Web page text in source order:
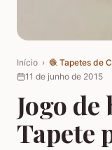
Início › 🧶 Tapetes de
11 de junho de 2015
Jogo
Tapete